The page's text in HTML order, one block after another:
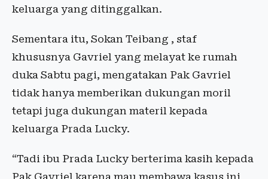
keluarga yang ditinggalkan.
Sementara itu, Sokan Teibang , staf
khususnya Gavriel yang melayat ke rumah
duka Sabtu pagi, mengatakan Pak Gavriel
tidak hanya memberikan dukungan moril
tetapi juga dukungan materil kepada
keluarga Prada Lucky.
“Tadi ibu Prada Lucky berterima kasih kepada